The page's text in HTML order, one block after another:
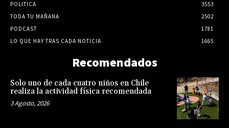
POLITICA
3553
TODA TU MAÑANA
2502
PODCAST
1781
LO QUE HAY TRAS CADA NOTICIA
1665
Recomendados
Solo uno de cada cuatro niños en Chile
realiza la actividad física recomendada
3 Agosto, 2026